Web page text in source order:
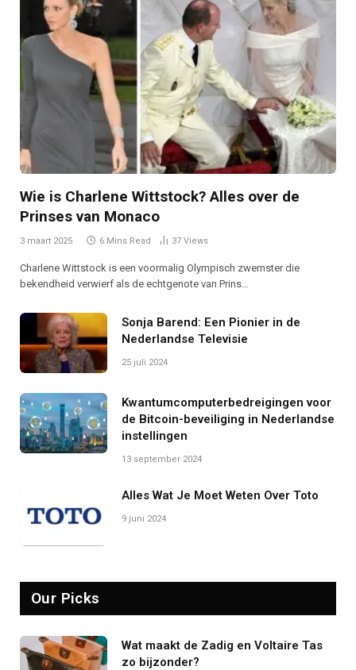
Wie is Charlene Wittstock? Alles over de
Prinses van Monaco
3 maart 2025 6 Mins Read 37 Views
Charlene Wittstock is een voormalig Olympisch zwemster die
bekendheid verwierf als de echtgenote van Prins…
Sonja Barend: Een Pionier in de
Nederlandse Televisie
25 juli 2024
Kwantumcomputerbedreigingen voor
de Bitcoin-beveiliging in Nederlandse
instellingen
13 september 2024
Alles Wat Je Moet Weten Over Toto
9 juni 2024
Our Picks
Wat maakt de Zadig en Voltaire Tas
zo bijzonder?